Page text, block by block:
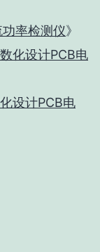
率检测仪》
化设计PCB电
设计PCB电